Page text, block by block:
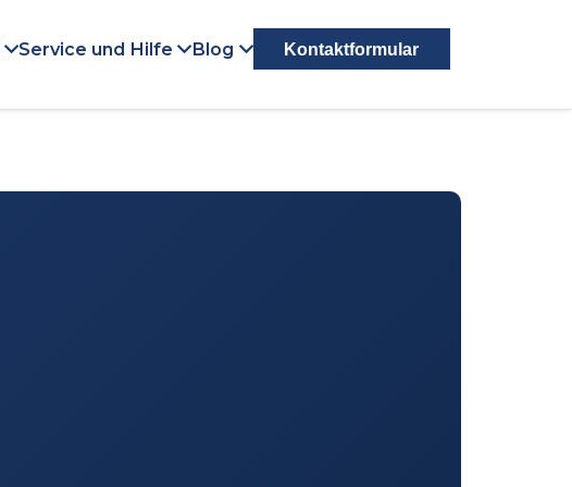
Service und Hilfe Blog Kontaktformular